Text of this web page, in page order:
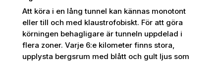
Att köra i en lång tunnel kan kännas monotont
eller till och med klaustrofobiskt. För att göra
körningen behagligare är tunneln uppdelad i
flera zoner. Varje 6:e kilometer finns stora,
upplysta bergsrum med blått och gult ljus som